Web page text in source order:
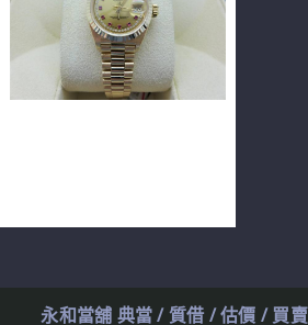
永和當舖 典當 / 質借 / 估價 / 買